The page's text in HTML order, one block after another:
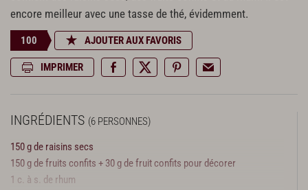
encore meilleur avec une tasse de thé, évidemment.
100 AJOUTER AUX FAVORIS
IMPRIMER
INGRÉDIENTS (6 PERSONNES)
150 g de raisins secs
150 g de fruits confits + 30 g de fruit confits pour décorer
1 c. à s. de rhum